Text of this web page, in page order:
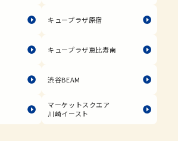
キュープラザ原宿
キュープラザ恵比寿南
渋谷BEAM
マーケットスクエア
川崎イースト